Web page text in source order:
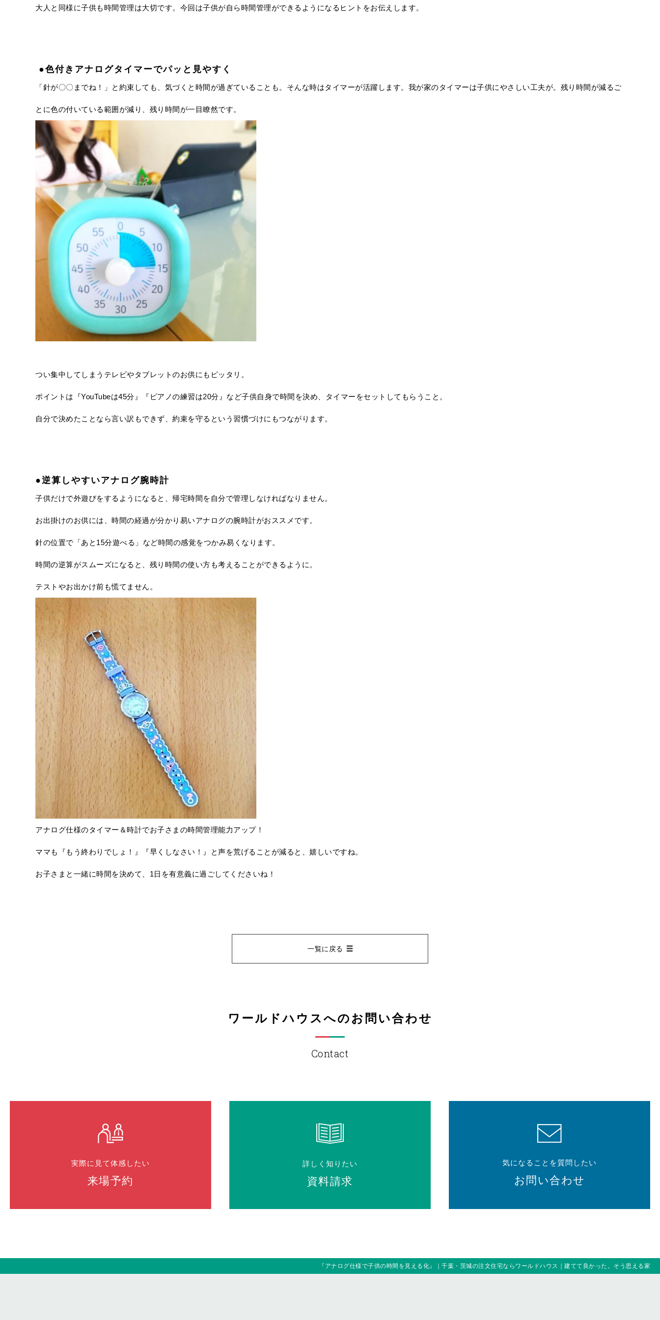
大人と同様に子供も時間管理は大切です。今回は子供が自ら時間管理ができるようになるヒントをお伝えします。
●色付きアナログタイマーでパッと見やすく
「針が〇〇までね！」と約束しても、気づくと時間が過ぎていることも。そんな時はタイマーが活躍します。我が家のタイマーは子供にやさしい工夫が。残り時間が減るご
とに色の付いている範囲が減り、残り時間が一目瞭然です。
つい集中してしまうテレビやタブレットのお供にもピッタリ。
ポイントは『YouTubeは45分』『ピアノの練習は20分』など子供自身で時間を決め、タイマーをセットしてもらうこと。
自分で決めたことなら言い訳もできず、約束を守るという習慣づけにもつながります。
●逆算しやすいアナログ腕時計
子供だけで外遊びをするようになると、帰宅時間を自分で管理しなければなりません。
お出掛けのお供には、時間の経過が分かり易いアナログの腕時計がおススメです。
針の位置で「あと15分遊べる」など時間の感覚をつかみ易くなります。
時間の逆算がスムーズになると、残り時間の使い方も考えることができるように。
テストやお出かけ前も慌てません。
アナログ仕様のタイマー＆時計でお子さまの時間管理能力アップ！
ママも『もう終わりでしょ！』『早くしなさい！』と声を荒げることが減ると、嬉しいですね。
お子さまと一緒に時間を決めて、1日を有意義に過ごしてくださいね！
一覧に戻る
ワールドハウスへのお問い合わせ
Contact
実際に見て体感したい
来場予約
詳しく知りたい
資料請求
気になることを質問したい
お問い合わせ
『アナログ仕様で子供の時間を見える化』｜千葉・茨城の注文住宅ならワールドハウス｜建てて良かった。そう思える家